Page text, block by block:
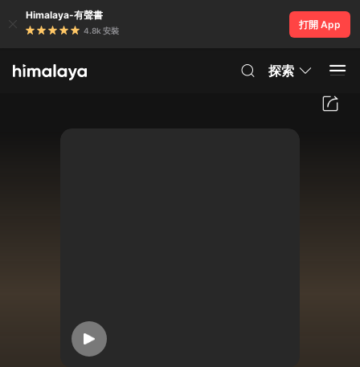
Himalaya-有聲書
4.8k 安裝
打開 App
探索